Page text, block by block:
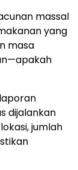
massal
yang
masa
dijalankan
jumlah